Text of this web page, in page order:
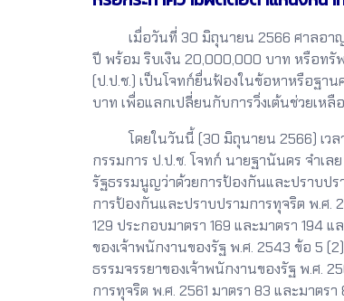
เมื่อวันที่ 30 มิถุนายน 2566 ศาลอาญา
ปี พร้อม ริบเงิน 20,000,000 บาท หรือท
(ป.ป.ช.) เป็นโจทก์ยื่นฟ้องในข้อหาหรือฐา
บาท เพื่อแลกเปลี่ยนกับการวิ่งเต้นช่วยเหลื
โดยในวันนี้ (30 มิถุนายน 2566) เวลา
กรรมการ ป.ป.ช. โจทก์ นายฐานันดร จำเ
รัฐธรรมนูญว่าด้วยการป้องกันและปราบปร
การป้องกันและปราบปรามการทุจริต พ.ศ.
129 ประกอบมาตรา 169 และมาตรา 194
ของเจ้าพนักงานของรัฐ พ.ศ. 2543 ข้อ 5
ธรรมจรรยาของเจ้าพนักงานของรัฐ พ.ศ.
การทุจริต พ.ศ. 2561 มาตรา 83 และมาต